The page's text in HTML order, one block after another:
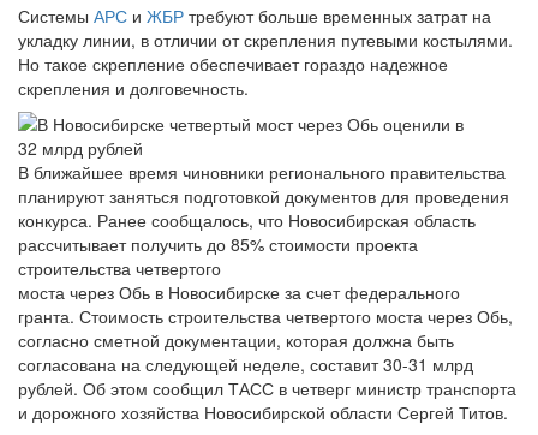
Системы АРС и ЖБР требуют больше временных затрат на
укладку линии, в отличии от скрепления путевыми костылями.
Но такое скрепление обеспечивает гораздо надежное
скрепления и долговечность.
В ближайшее время чиновники регионального правительства
планируют заняться подготовкой документов для проведения
конкурса. Ранее сообщалось, что Новосибирская область
рассчитывает получить до 85% стоимости проекта
строительства четвертого
моста через Обь в Новосибирске за счет федерального
гранта. Стоимость строительства четвертого моста через Обь,
согласно сметной документации, которая должна быть
согласована на следующей неделе, составит 30-31 млрд
рублей. Об этом сообщил ТАСС в четверг министр транспорта
и дорожного хозяйства Новосибирской области Сергей Титов.